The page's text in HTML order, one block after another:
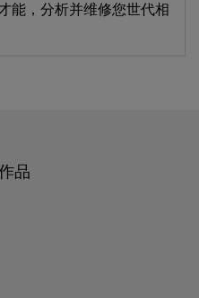
能，分析并维修您世代相
品